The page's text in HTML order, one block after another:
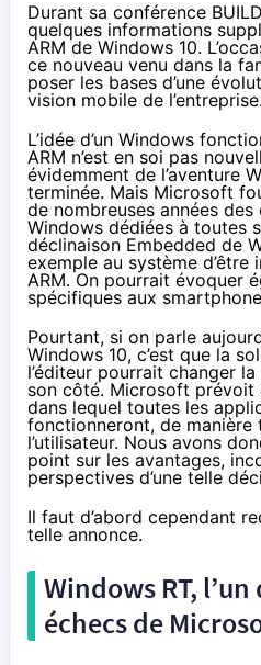
Durant sa conférence
quelques informations
ARM de Windows 10.
ce nouveau venu dans la
poser les bases d’une
vision mobile de l’entreprise.
L’idée d’un Windows
ARM n’est en soi pas
évidemment de l’aventure
terminée. Mais Microsoft
de nombreuses années
Windows dédiées à toutes
déclinaison Embedded de
exemple au système
ARM. On pourrait évoquer
spécifiques aux
Pourtant, si on parle
Windows 10, c’est que la
l’éditeur pourrait changer
son côté. Microsoft prévoit
dans lequel toutes les
fonctionneront, de manière
l’utilisateur. Nous avons
point sur les avantages,
perspectives d’une telle
Il faut d’abord cependant
telle annonce.
Windows RT,
échecs de